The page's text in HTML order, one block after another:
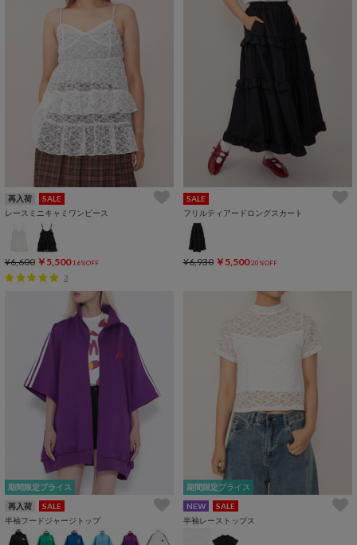
再入荷
SALE
レースミニキャミワンピース
¥6,600 ￥5,500 16%OFF
3
SALE
フリルティアードロングスカート
¥6,930 ￥5,500 20%OFF
期間限定プライス
再入荷
SALE
半袖フードジャージトップ
期間限定プライス
NEW
SALE
半袖レーストップス